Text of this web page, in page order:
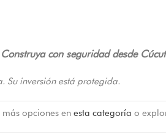
con seguridad desde
Su inversión está protegida.
opciones en esta categoría o